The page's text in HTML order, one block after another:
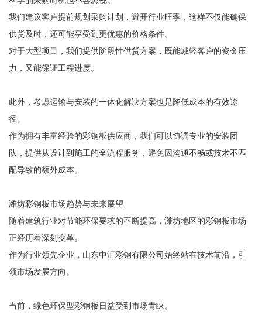
我们建议客户提前规划采购计划，避开行业旺季，这样不仅能确保
供货及时，还可能享受到更优惠的价格条件。
对于大型项目，我们提供阶段性供货方案，既能减轻客户的资金压
力，又能保证工程进度。
此外，考虑运输与安装的一体化解决方案也是降低成本的有效途
径。
作为拥有丰富经验的彩钢板供应商，我们可以协调专业的安装团
队，提供从设计到施工的全流程服务，避免因沟通不畅或技术不匹
配导致的额外成本。
潍坊彩钢板市场趋势与未来展望
随着建筑行业对节能环保要求的不断提高，潍坊地区的彩钢板市场
正经历着深刻变革。
作为行业领先企业，山东中汇彩钢有限公司始终站在技术前沿，引
领市场发展方向。
当前，绿色环保型彩钢板日益受到市场青睐。